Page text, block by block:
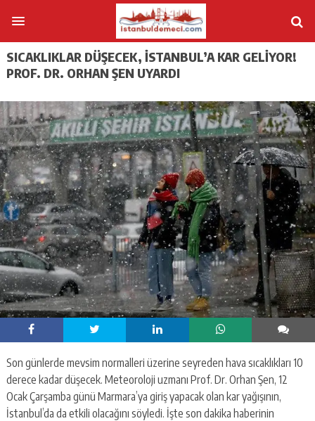
SICAKLIKLAR DÜŞECEK, İSTANBUL’A KAR GELIYOR!
PROF. DR. ORHAN ŞEN UYARDI
Son günlerde mevsim normalleri üzerine seyreden hava sıcaklıkları 10
derece kadar düşecek. Meteoroloji uzmanı Prof. Dr. Orhan Şen, 12
Ocak Çarşamba günü Marmara’ya giriş yapacak olan kar yağışının,
İstanbul’da da etkili olacağını söyledi. İşte son dakika haberinin